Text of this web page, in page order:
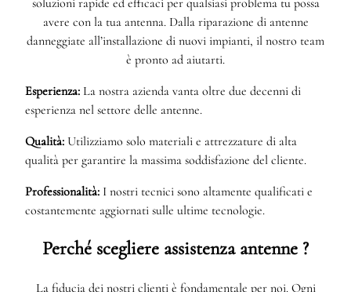
avere con la tua antenna. Dalla riparazione di antenne
danneggiate all’installazione di nuovi impianti, il nostro team
è pronto ad aiutarti.
Esperienza: La nostra azienda vanta oltre due decenni di
esperienza nel settore delle antenne.
Qualità: Utilizziamo solo materiali e attrezzature di alta
qualità per garantire la massima soddisfazione del cliente.
Professionalità: I nostri tecnici sono altamente qualificati e
costantemente aggiornati sulle ultime tecnologie.
Perché scegliere assistenza antenne ?
La fiducia dei nostri clienti è fondamentale per noi. Ogni